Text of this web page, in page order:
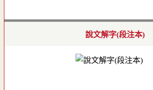
說文解字(段注本)